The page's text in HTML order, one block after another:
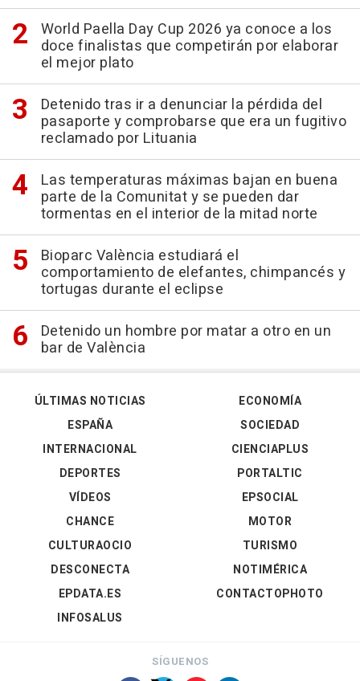
World Paella Day Cup 2026 ya conoce a los
doce finalistas que competirán por elaborar
el mejor plato
Detenido tras ir a denunciar la pérdida del
pasaporte y comprobarse que era un fugitivo
reclamado por Lituania
Las temperaturas máximas bajan en buena
parte de la Comunitat y se pueden dar
tormentas en el interior de la mitad norte
Bioparc València estudiará el
comportamiento de elefantes, chimpancés y
tortugas durante el eclipse
Detenido un hombre por matar a otro en un
bar de València
ÚLTIMAS NOTICIAS
ESPAÑA
INTERNACIONAL
DEPORTES
VÍDEOS
ECONOMÍA
SOCIEDAD
CIENCIAPLUS
PORTALTIC
EPSOCIAL
CHANCE
CULTURAOCIO
DESCONECTA
EPDATA.ES
INFOSALUS
MOTOR
TURISMO
NOTIMÉRICA
CONTACTOPHOTO
SÍGUENOS